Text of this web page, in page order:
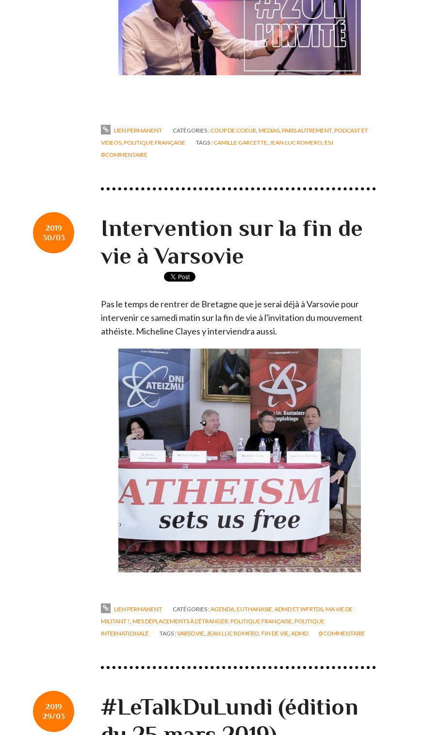
LIEN PERMANENT CATÉGORIES :COUP DE COEUR MEDIAS PARIS AUTREMENT, PODCAST ET
VIDEOS POLITIQUE FRANÇAISE TAGS :CAMILLE GARCETTE JEAN LUC ROMERO ESJ
0COMMENTAIRE
2019
30/03
Intervention sur la fin de
vie à Varsovie
Pas le temps de rentrer de Bretagne que je serai déjà à Varsovie pour
intervenir ce samedi matin sur la fin de vie à l'invitation du mouvement
athéiste. Micheline Clayes y interviendra aussi.
LIEN PERMANENT CATÉGORIES :AGENDA EUTHANASIE, ADMD ET WFRTDS MA VIE DE
MILITANT ! MES DÉPLACEMENTS À L'ÉTRANGER POLITIQUE FRANÇAISE POLITIQUE
INTERNATIONALE
TAGS :VARSOVIE JEAN LUC ROMERO FIN DE VIE ADMD 0COMMENTAIRE
2019
29/03
#LeTalkDuLundi (édition